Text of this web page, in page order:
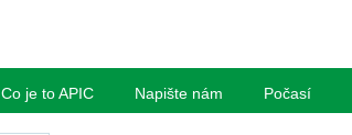
Co je to APIC Napište nám Počasí